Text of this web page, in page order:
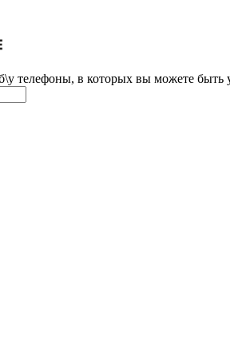
телефоны, в которых вы можете быть